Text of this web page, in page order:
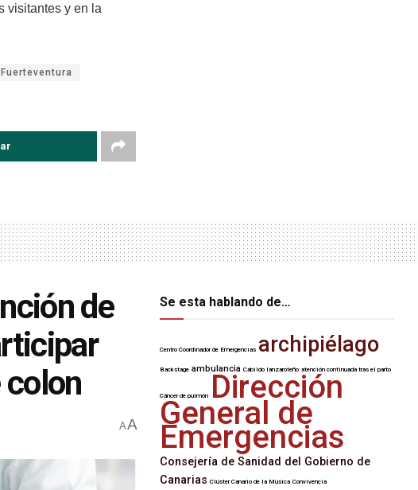
visitantes y en la
Fuerteventura
de
colon
AA
Se esta hablando de…
Centro Coordinador de Emergencias archipiélago
Backstage ambulancia Cabildo lanzaroteño atención continuada tras el parto
Cáncer de pulmón Dirección
General de
Emergencias
Consejería de Sanidad del Gobierno de
Canarias Clúster Canario de la Música Convivencia